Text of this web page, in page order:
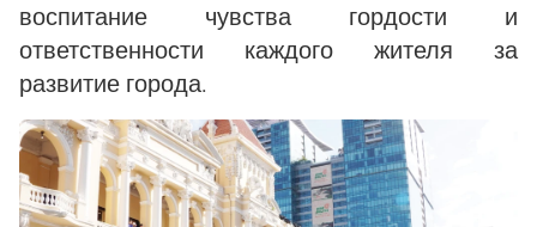
воспитание чувства гордости и
ответственности каждого жителя за
развитие города.